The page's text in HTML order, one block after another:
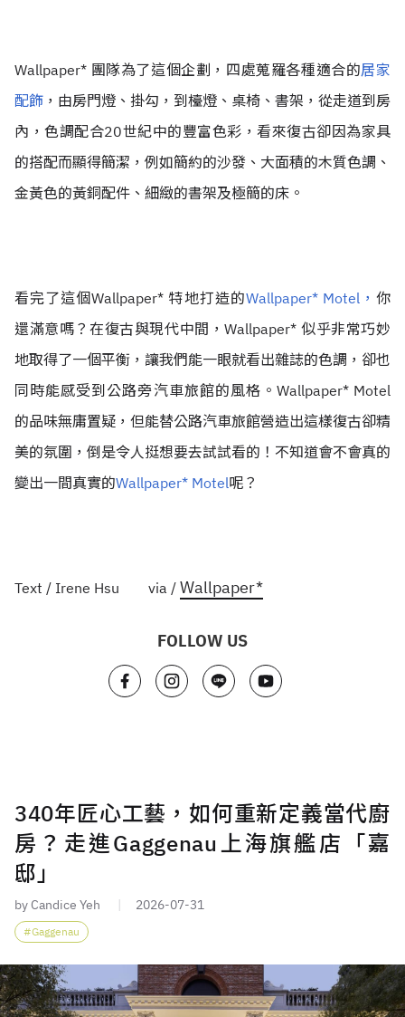
Wallpaper* 團隊為了這個企劃，四處蒐羅各種適合的居家
配飾 ，由房門燈、掛勾，到檯燈、桌椅、書架，從走道到房
內，色調配合20世紀中的豐富色彩，看來復古卻因為家具
的搭配而顯得簡潔，例如簡約的沙發、大面積的木質色調、
金黃色的黃銅配件、細緻的書架及極簡的床。
看完了這個Wallpaper* 特地打造的Wallpaper* Motel，你
還滿意嗎？在復古與現代中間，Wallpaper* 似乎非常巧妙
地取得了一個平衡，讓我們能一眼就看出雜誌的色調，卻也
同時能感受到公路旁汽車旅館的風格。Wallpaper* Motel
的品味無庸置疑，但能替公路汽車旅館營造出這樣復古卻精
美的氛圍，倒是令人挺想要去試試看的！不知道會不會真的
變出一間真實的Wallpaper* Motel呢？
Text / Irene Hsu via / Wallpaper*
FOLLOW US
340年匠心工藝，如何重新定義當代廚
房？走進Gaggenau上海旗艦店「嘉
邸」
by Candice Yeh 2026-07-31
Gaggenau